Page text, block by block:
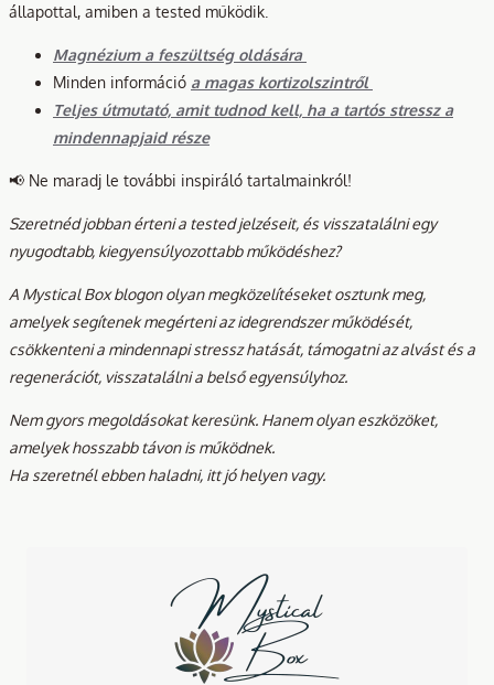
állapottal, amiben a tested működik.
Magnézium a feszültség oldására
Minden információ a magas kortizolszintről
Teljes útmutató, amit tudnod kell, ha a tartós stressz a
mindennapjaid része
📢 Ne maradj le további inspiráló tartalmainkról!
Szeretnéd jobban érteni a tested jelzéseit, és visszatalálni egy
nyugodtabb, kiegyensúlyozottabb működéshez?
A Mystical Box blogon olyan megközelítéseket osztunk meg,
amelyek segítenek megérteni az idegrendszer működését,
csökkenteni a mindennapi stressz hatását, támogatni az alvást és a
regenerációt, visszatalálni a belső egyensúlyhoz.
Nem gyors megoldásokat keresünk. Hanem olyan eszközöket,
amelyek hosszabb távon is működnek.
Ha szeretnél ebben haladni, itt jó helyen vagy.